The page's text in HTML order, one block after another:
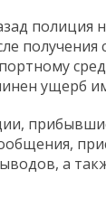
полиция
ущерб
а